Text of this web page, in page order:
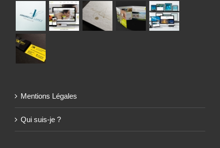
Mentions Légales
Qui suis-je ?